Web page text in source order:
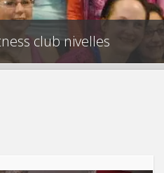
club nivelles